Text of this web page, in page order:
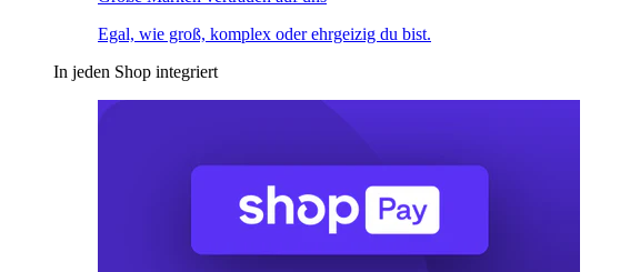
Egal, wie groß, komplex oder ehrgeizig du bist.
In jeden Shop integriert